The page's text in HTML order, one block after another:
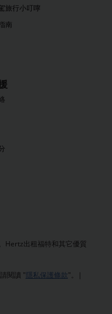
旅行小叮嚀
南
出租福特和其它優質
閱讀 "隱私保護條款"。|